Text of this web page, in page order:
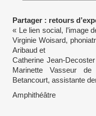
Partager : retours
« Le lien social, l’image
Virginie Woisard,
Aribaud et
Catherine Jean-
Marinette Vasseur
Betancourt, assistante
Amphithéâtre